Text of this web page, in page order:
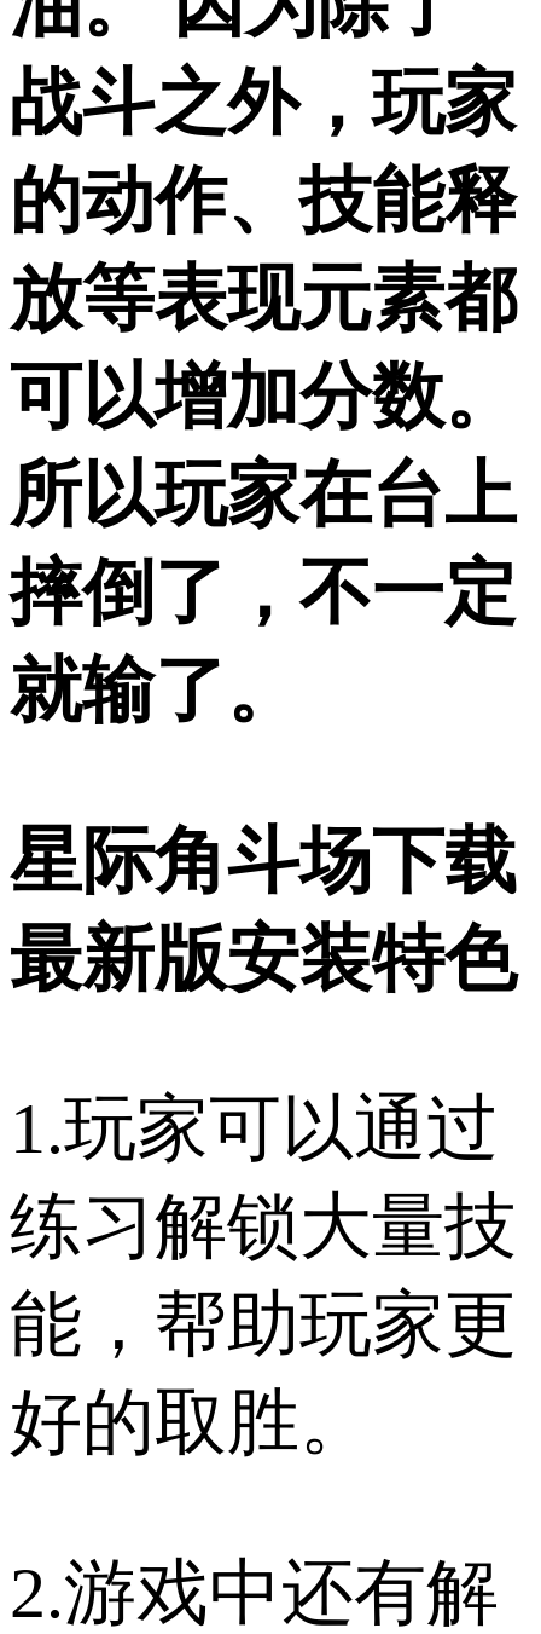
战斗之外，玩家
的动作、技能释
放等表现元素都
可以增加分数。
所以玩家在台上
摔倒了，不一定
就输了。
星际角斗场下载
最新版安装特色
1.玩家可以通过
练习解锁大量技
能，帮助玩家更
好的取胜。
2.游戏中还有解